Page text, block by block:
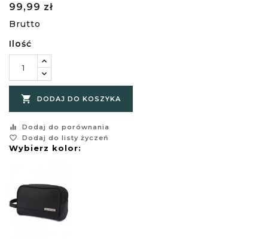
99,99 zł
Brutto
Ilość
 DODAJ DO KOSZYKA
equalizer
Dodaj do porównania
favorite_border
Dodaj do listy życzeń
Wybierz kolor: